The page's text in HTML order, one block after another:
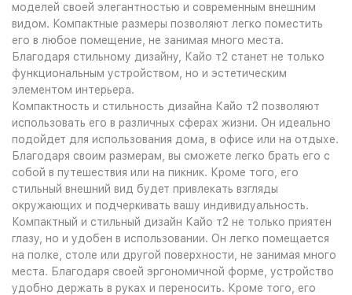
моделей своей элегантностью и современным внешним
видом. Компактные размеры позволяют легко поместить
его в любое помещение, не занимая много места.
Благодаря стильному дизайну, Кайо т2 станет не только
функциональным устройством, но и эстетическим
элементом интерьера.
Компактность и стильность дизайна Кайо т2 позволяют
использовать его в различных сферах жизни. Он идеально
подойдет для использования дома, в офисе или на отдыхе.
Благодаря своим размерам, вы сможете легко брать его с
собой в путешествия или на пикник. Кроме того, его
стильный внешний вид будет привлекать взгляды
окружающих и подчеркивать вашу индивидуальность.
Компактный и стильный дизайн Кайо т2 не только приятен
глазу, но и удобен в использовании. Он легко помещается
на полке, столе или другой поверхности, не занимая много
места. Благодаря своей эргономичной форме, устройство
удобно держать в руках и переносить. Кроме того, его